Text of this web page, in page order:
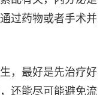
过药物或者手术并
，最好是先治疗好
还能尽可能避免流